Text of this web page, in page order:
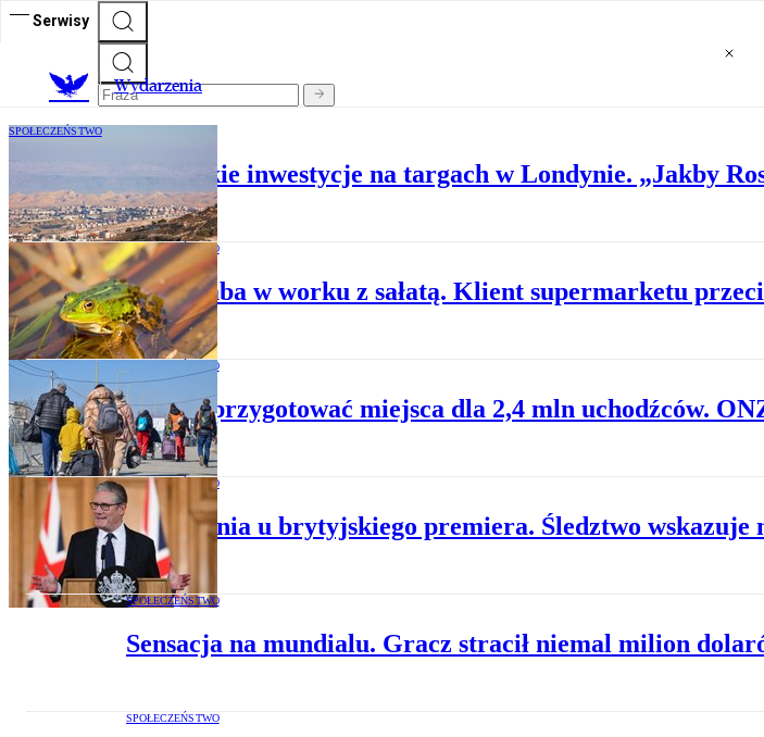
Serwisy
Wydarzenia
SPOŁECZEŃSTWO
Nielegalne izraelskie inwestycje na targach w Londynie. „Jakby
SPOŁECZEŃSTWO
Żywa żaba w worku z sałatą. Klient supermarketu
SPOŁECZEŃSTWO
Trzeba przygotować miejsca dla 2,4 mln uchodźców.
SPOŁECZEŃSTWO
Podpalenia u brytyjskiego premiera. Śledztwo wskazuje
SPOŁECZEŃSTWO
Sensacja na mundialu. Gracz stracił niemal milion
SPOŁECZEŃSTWO